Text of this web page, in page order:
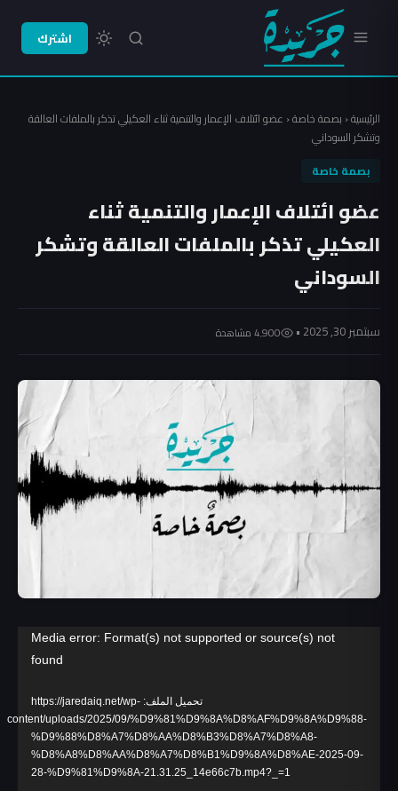
اشترك
الرئيسية‹ بصمة خاصة‹ عضو ائتلاف الإعمار والتنمية ثناء العكيلي تذكر بالملفات العالقة
وتشكر السوداني
بصمة خاصة
عضو ائتلاف الإعمار والتنمية ثناء
العكيلي تذكر بالملفات العالقة وتشكر
السوداني
سبتمبر 30, 2025 • 4٬900 مشاهدة
Media error: Format(s) not supported or source(s) not
found
تحميل الملف: https://jaredaiq.net/wp-
content/uploads/2025/09/%D9%81%D9%8A%D8%AF%D9%8A%D9%88-
%D9%88%D8%A7%D8%AA%D8%B3%D8%A7%D8%A8-
%D8%A8%D8%AA%D8%A7%D8%B1%D9%8A%D8%AE-2025-09-
28-%D9%81%D9%8A-21.31.25_14e66c7b.mp4?_=1